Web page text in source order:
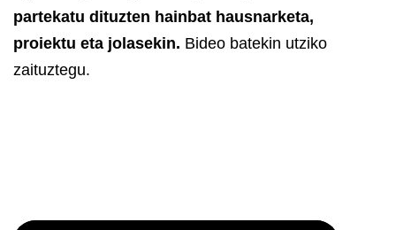
partekatu dituzten hainbat hausnarketa,
proiektu eta jolasekin. Bideo batekin utziko
zaituztegu.